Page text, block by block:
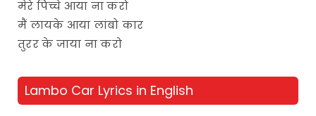
मेरे पिच्चे आया ना करो
मैं लायके आया लांबो कार
तुरर के जाया ना करो
Lambo Car Lyrics in English